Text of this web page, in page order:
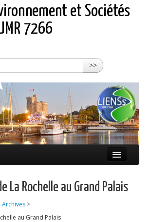
et Sociétés
7266
>>
La Rochelle au Grand Palais
Archives >
au Grand Palais